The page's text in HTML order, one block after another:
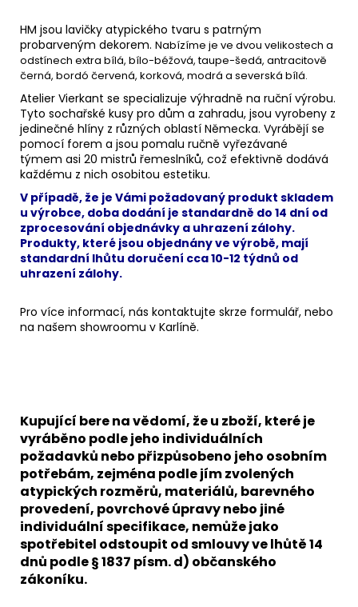
HM jsou lavičky atypického tvaru s patrným
probarveným dekorem. Nabízíme je ve dvou velikostech a
odstínech extra bílá, bílo-béžová, taupe-šedá, antracitově
černá, bordó červená, korková, modrá a severská bílá.
Atelier Vierkant se specializuje výhradně na ruční výrobu.
Tyto sochařské kusy pro dům a zahradu, jsou vyrobeny z
jedinečné hlíny z různých oblastí Německa. Vyrábějí se
pomocí forem a jsou pomalu ručně vyřezávané
týmem asi 20 mistrů řemeslníků, což efektivně dodává
každému z nich osobitou estetiku.
V případě, že je Vámi požadovaný produkt skladem
u výrobce, doba dodání je standardně do 14 dní od
zprocesování objednávky a uhrazení zálohy.
Produkty, které jsou objednány ve výrobě, mají
standardní lhůtu doručení cca 10-12 týdnů od
uhrazení zálohy.
Pro více informací, nás kontaktujte skrze formulář, nebo
na našem showroomu v Karlíně.
Kupující bere na vědomí, že u zboží, které je
vyráběno podle jeho individuálních
požadavků nebo přizpůsobeno jeho osobním
potřebám, zejména podle jím zvolených
atypických rozměrů, materiálů, barevného
provedení, povrchové úpravy nebo jiné
individuální specifikace, nemůže jako
spotřebitel odstoupit od smlouvy ve lhůtě 14
dnů podle § 1837 písm. d) občanského
zákoníku.